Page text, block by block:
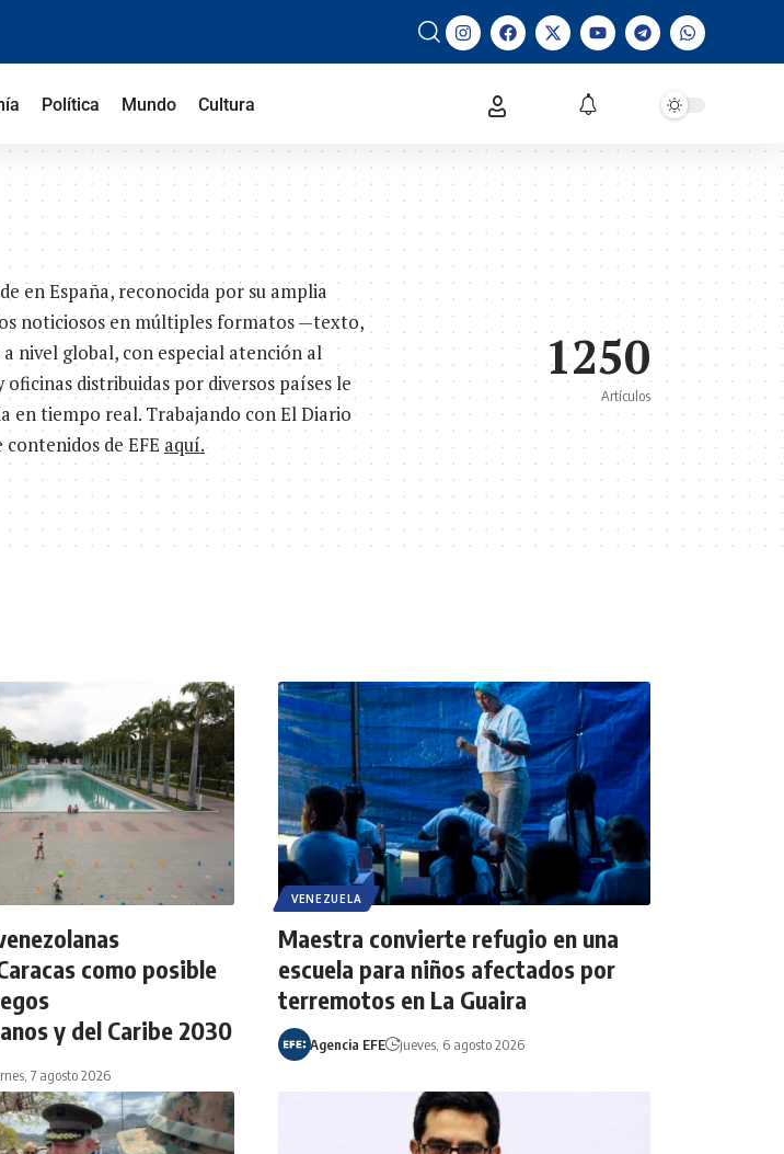
Política Mundo Cultura
en España, reconocida por su amplia
noticiosos en múltiples formatos —texto,
nivel global, con especial atención al
distribuidas por diversos países le
en tiempo real. Trabajando con El Diario
de EFE aquí.
1250
Artículos
como posible
y del Caribe 2030
7 agosto 2026
VENEZUELA
Maestra convierte refugio en una
escuela para niños afectados por
terremotos en La Guaira
Agencia EFE jueves, 6 agosto 2026